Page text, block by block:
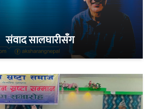
संवाद सालघारीसँग